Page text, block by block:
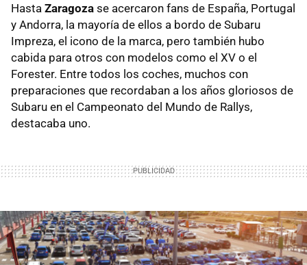
Hasta Zaragoza se acercaron fans de España, Portugal
y Andorra, la mayoría de ellos a bordo de Subaru
Impreza, el icono de la marca, pero también hubo
cabida para otros con modelos como el XV o el
Forester. Entre todos los coches, muchos con
preparaciones que recordaban a los años gloriosos de
Subaru en el Campeonato del Mundo de Rallys,
destacaba uno.